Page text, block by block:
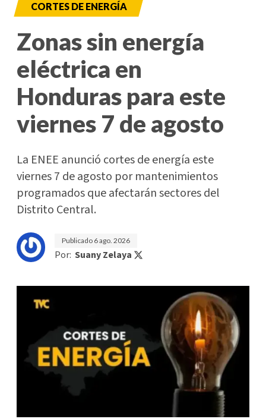
CORTES DE ENERGÍA
Zonas sin energía
eléctrica en
Honduras para este
viernes 7 de agosto
La ENEE anunció cortes de energía este
viernes 7 de agosto por mantenimientos
programados que afectarán sectores del
Distrito Central.
Publicado 6 ago. 2026
Por: Suany Zelaya